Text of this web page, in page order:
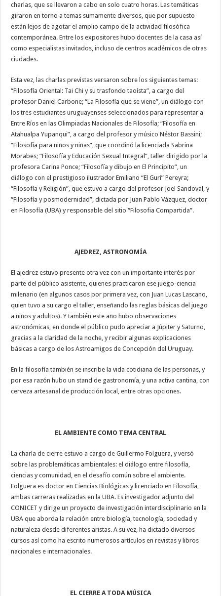
charlas, que se llevaron a cabo en solo cuatro horas. Las temáticas
giraron en torno a temas sumamente diversos, que por supuesto
están lejos de agotar el amplio campo de la actividad filosófica
contemporánea. Entre los expositores hubo docentes de la casa así
como especialistas invitados, incluso de centros académicos de otras
ciudades.
Esta vez, las charlas previstas versaron sobre los siguientes temas:
“Filosofía Oriental: Tai Chi y su trasfondo taoísta”, a cargo del
profesor Daniel Carbone; “La Filosofía que se viene”, un diálogo con
los tres estudiantes uruguayenses seleccionados para representar a
Entre Ríos en las Olimpiadas Nacionales de Filosofía; “Filosofía en
Atahualpa Yupanqui”, a cargo del profesor y músico Néstor Bassini;
“Filosofía para niños y niñas”, que coordinó la licenciada Sabrina
Morabes; “Filosofía y Educación Sexual Integral”, taller dirigido por la
profesora Carina Ponce; “Filosofía y dibujo en El Principito”, un
diálogo con el prestigioso ilustrador Emiliano “El Gurí” Pereyra;
“Filosofía y Religión”, que estuvo a cargo del profesor Joel Sandoval, y
“Filosofía y posmodernidad”, dictada por Juan Pablo Vázquez, doctor
en Filosofía (UBA) y responsable del sitio “Filosofia Compartida”.
AJEDREZ, ASTRONOMÍA
El ajedrez estuvo presente otra vez con un importante interés por
parte del público asistente, quienes practicaron ese juego-ciencia
milenario (en algunos casos por primera vez, con Juan Lucas Lascano,
quien tuvo a su cargo el taller, enseñando las reglas básicas del juego
a niños y adultos). Y también este año hubo observaciones
astronómicas, en donde el público pudo apreciar a Júpiter y Saturno,
gracias a la claridad de la noche, y recibir algunas explicaciones
básicas a cargo de los Astroamigos de Concepción del Uruguay.
En la filosofía también se inscribe la vida cotidiana de las personas, y
por esa razón hubo un stand de gastronomía, y una activa cantina, con
cerveza artesanal de producción local, entre otras opciones.
EL AMBIENTE COMO TEMA CENTRAL
La charla de cierre estuvo a cargo de Guillermo Folguera, y versó
sobre las problemáticas ambientales: el diálogo entre filosofía,
ciencias y comunidad, en el desafío común sobre el ambiente.
Folguera es doctor en Ciencias Biológicas y licenciado en Filosofía,
ambas carreras realizadas en la UBA. Es investigador adjunto del
CONICET y dirige un proyecto de investigación interdisciplinario en la
UBA que aborda la relación entre biología, tecnología, sociedad y
naturaleza desde diferentes aristas. A su vez, ha dictado diversos
cursos así como ha escrito numerosos artículos en revistas y libros
nacionales e internacionales.
EL CIERRE A TODA MÚSICA